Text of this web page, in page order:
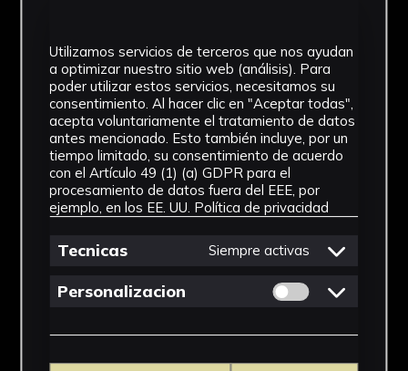
Cronología
SF
Materiales
Vidrio
Ubicación
Facultad de Farmacia
Ver más
Utilizamos servicios de terceros que nos ayudan
a optimizar nuestro sitio web (análisis). Para
poder utilizar estos servicios, necesitamos su
consentimiento. Al hacer clic en "Aceptar todas",
acepta voluntariamente el tratamiento de datos
antes mencionado. Esto también incluye, por un
tiempo limitado, su consentimiento de acuerdo
con el Artículo 49 (1) (a) GDPR para el
procesamiento de datos fuera del EEE, por
ejemplo, en los EE. UU. Política de privacidad
Tecnicas Siempre activas
Personalizacion Permitir cookies